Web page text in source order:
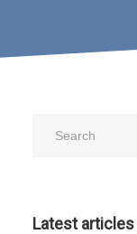
Latest articles